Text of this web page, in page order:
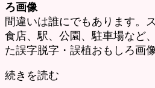
ろ画像
間違いは誰にでもあります。
食店、駅、公園、駐車場など
た誤字脱字・誤植おもしろ画
続きを読む